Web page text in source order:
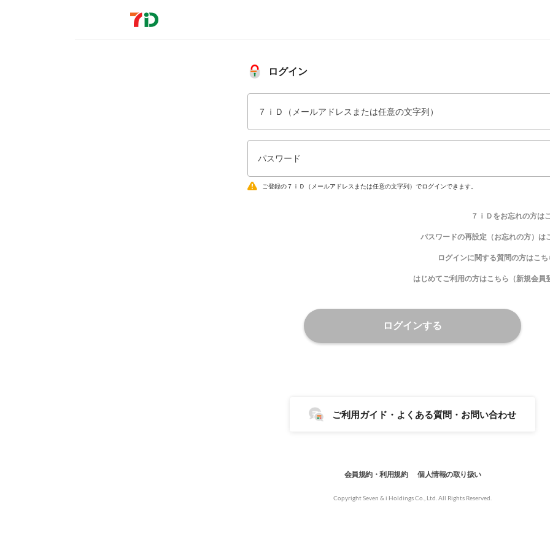
ログイン
７ｉＤ（メールアドレスまたは任意の文字列）
パスワード
ご登録の７ｉＤ（メールアドレスまたは任意の文字列）でログインできます。
７ｉＤをお忘れの方は
パスワードの再設定（お忘れの方）は
ログインに関する質問の方はこち
はじめてご利用の方はこちら（新規会員
ログインする
ご利用ガイド・よくある質問・お問い合わせ
会員規約・利用規約 個人情報の取り扱い
Copyright Seven & i Holdings Co., Ltd. All Rights Reserved.